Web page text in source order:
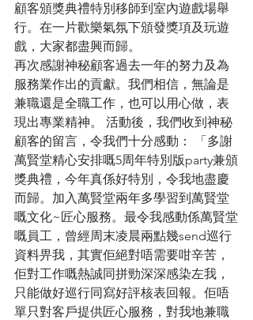
顧客頒獎典禮特別移師到室內遊戲場舉
行。在一片歡樂氣氛下頒發獎項及玩遊
戲，大家都盡興而歸。
再次感謝神秘顧客過去一年的努力及為
服務業作出的貢獻。我們相信，無論是
兼職還是全職工作，也可以用心做，表
現出專業精神。 活動後，我們收到神秘
顧客的留言，令我們十分感動： 「多謝
萬賢堂精心安排嘅5周年特別版party兼頒
獎典禮，今年真係好特別，令我地盡慶
而歸。加入萬賢堂兩年多學習到萬賢堂
嘅文化~匠心服務。最令我感動係萬賢堂
嘅員工，曾經周末凌晨兩點幾send巡行
資料畀我，其實佢絕對唔需要咁辛苦，
佢對工作嘅熱誠同拼勁深深感染左我，
只能做好巡行同寫好評核表回報。佢唔
單只對客戶提供匠心服務，對我地兼職